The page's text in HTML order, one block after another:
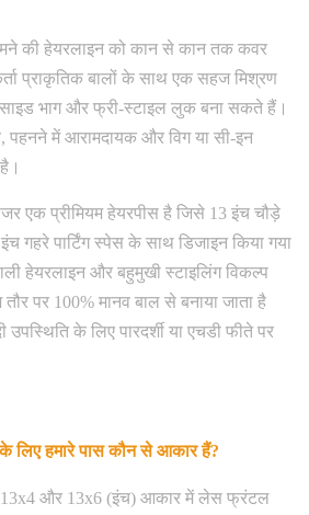
की हेयरलाइन को कान से कान तक कवर
प्राकृतिक बालों के साथ एक सहज मिश्रण
साइड भाग और फ्री-स्टाइल लुक बना सकते हैं।
पहनने में आरामदायक और विग या सी-इन
एक प्रीमियम हेयरपीस है जिसे 13 इंच चौड़े
गहरे पार्टिंग स्पेस के साथ डिजाइन किया गया
हेयरलाइन और बहुमुखी स्टाइलिंग विकल्प
पर 100% मानव बाल से बनाया जाता है
उपस्थिति के लिए पारदर्शी या एचडी फीते पर
हमारे पास कौन से आकार हैं?
13x4 और 13x6 (इंच) आकार में लेस फ्रंटल